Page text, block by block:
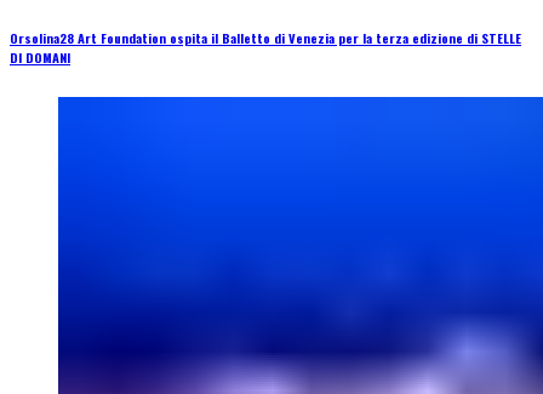
Orsolina28 Art Foundation ospita il Balletto di Venezia per la terza edizione di STELLE
DI DOMANI